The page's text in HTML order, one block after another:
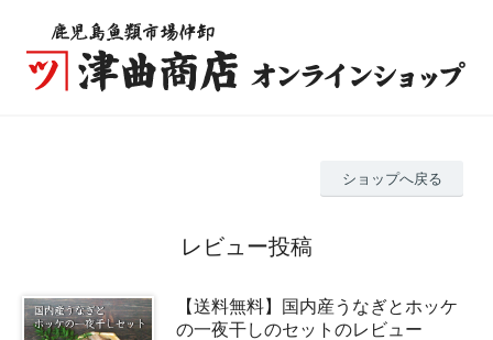
ショップへ戻る
レビュー投稿
【送料無料】国内産うなぎとホッケ
の一夜干しのセットのレビュー